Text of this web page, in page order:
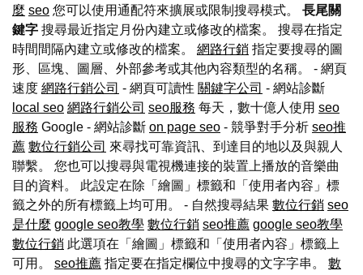
麼 seo 您可以使用通配符來擴展或限制搜尋模式。 長尾關
鍵字 搜尋最近指定月份內建立或修改的檔案。 搜尋在指定
時間間隔內建立或修改的檔案。 網路行銷 指定要搜尋的圖
形、區塊、圖層、外部參考或其他內容類型的名稱。 - 網頁
速度 網路行銷公司 - 網頁可讀性 關鍵字公司 - 網站診斷
local seo 網路行銷公司 seo服務 每天，數十億人使用 seo
服務 Google - 網站診斷 on page seo - 競爭對手分析 seo推
薦 數位行銷公司 來尋找可靠資訊、到達目的地以及與親人
聯繫。 您也可以搜尋與電視機連接的裝置上播放的音樂曲
目的資料。 此設定在除「繪圖」標籤和「使用者內容」標
籤之外的所有標籤上均可用。 - 自然搜尋結果 數位行銷 seo
是什麼 google seo教學 數位行銷 seo推薦 google seo教學
數位行銷 此選項在「繪圖」標籤和「使用者內容」標籤上
可用。 seo推薦 指定要在指定欄位中搜尋的文字字串。 數